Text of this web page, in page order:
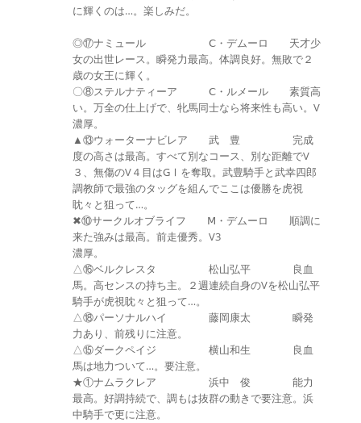
に輝くのは…。楽しみだ。
◎⑰ナミュール Ⅽ・デムーロ 天才少
女の出世レース。瞬発力最高。体調良好。無敗で２
歳の女王に輝く。
〇⑧ステルナティーア Ⅽ・ルメール 素質高
い。万全の仕上げで、牝馬同士なら将来性も高い。V
濃厚。
▲⑬ウォーターナビレア 武 豊 完成
度の高さは最高。すべて別なコース、別な距離でV
３、無傷のV４目はGⅠを奪取。武豊騎手と武幸四郎
調教師で最強のタッグを組んでここは優勝を虎視
眈々と狙って…。
✖⑩サークルオブライフ Ⅿ・デムーロ 順調に
来た強みは最高。前走優秀。V3
濃厚。
△⑯ベルクレスタ 松山弘平 良血
馬。高センスの持ち主。２週連続自身のVを松山弘平
騎手が虎視眈々と狙って…。
△⑱パーソナルハイ 藤岡康太 瞬発
力あり、前残りに注意。
△⑮ダークペイジ 横山和生 良血
馬は地力ついて…。要注意。
★①ナムラクレア 浜中 俊 能力
最高。好調持続で、調もは抜群の動きで要注意。浜
中騎手で更に注意。